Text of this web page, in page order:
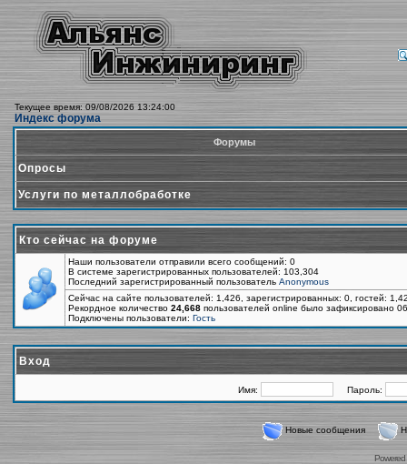
Текущее время: 09/08/2026 13:24:00
Индекс форума
Форумы
Опросы
Услуги по металлобработке
Кто сейчас на форуме
Наши пользователи отправили всего сообщений: 0
В системе зарегистрированных пользователей: 103,304
Последний зарегистрированный пользователь Anonymous
Сейчас на сайте пользователей: 1,426, зарегистрированных: 0, гостей:
Рекордное количество 24,668 пользователей online было зафиксировано
Подключены пользователи: Гость
Вход
Имя: Пароль:
Новые сообщения